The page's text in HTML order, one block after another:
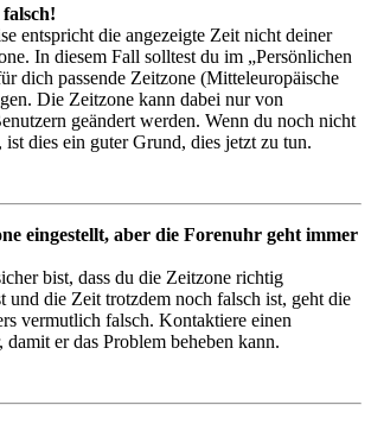
entspricht die angezeigte Zeit nicht deiner
In diesem Fall solltest du im „Persönlichen
dich passende Zeitzone (Mitteleuropäische
Die Zeitzone kann dabei nur von
geändert werden. Wenn du noch nicht
ist dies ein guter Grund, dies jetzt zu tun.
eingestellt, aber die Forenuhr geht immer
bist, dass du die Zeitzone richtig
und die Zeit trotzdem noch falsch ist, geht die
vermutlich falsch. Kontaktiere einen
er das Problem beheben kann.